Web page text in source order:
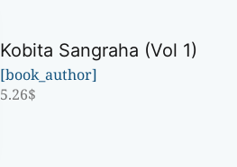
Kobita Sangraha (Vol 1)
[book_author]
5.26$